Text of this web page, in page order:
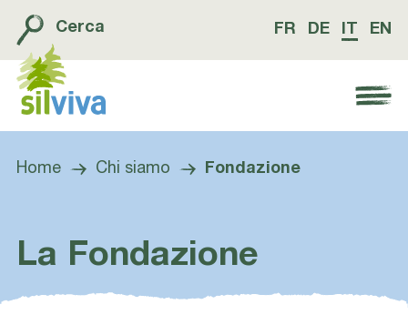
Cerca FR DE EN
Navigation öffnen bzw. schliessen
Home Chi siamo Fondazione
La Fondazione